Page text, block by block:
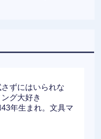
ずにはいられな
グ大好き
年生まれ。文具マ